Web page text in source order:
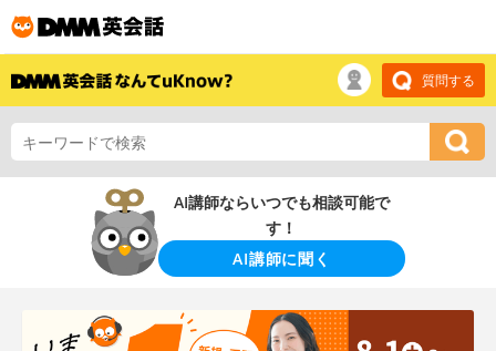
質問する
AI講師ならいつでも相談可能で
す！
AI講師に聞く